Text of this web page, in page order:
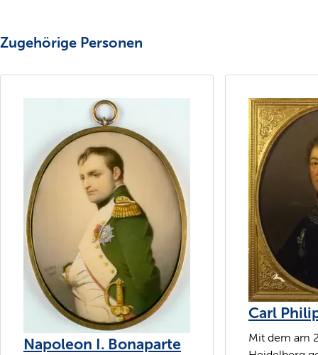
Zugehörige Personen
Napoleon I. Bonaparte
Carl
Mit dem am